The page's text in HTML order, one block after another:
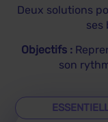
Deux solutions
ses
Objectifs :
son